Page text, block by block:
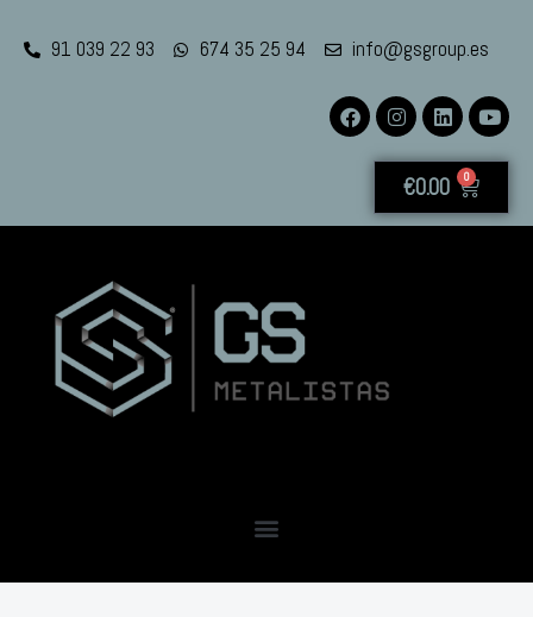
91 039 22 93 674 35 25 94 info@gsgroup.es
€0.00 0